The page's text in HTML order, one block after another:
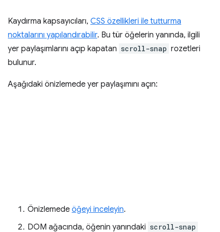
Kaydırma kapsayıcıları, CSS özellikleri ile tutturma
noktalarını yapılandırabilir. Bu tür öğelerin yanında, ilgili
yer paylaşımlarını açıp kapatan scroll-snap rozetleri
bulunur.
Aşağıdaki önizlemede yer paylaşımını açın:
Önizlemede öğeyi inceleyin.
DOM ağacında, öğenin yanındaki scroll-snap